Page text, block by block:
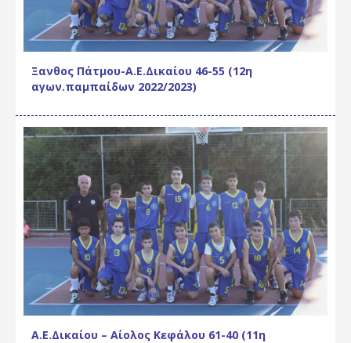
Ξανθος Πάτμου-Α.Ε.Δικαίου 46-55 (12η
αγων.παμπαίδων 2022/2023)
Α.Ε.Δικαίου – Αίολος Κεφάλου 61-40 (11η